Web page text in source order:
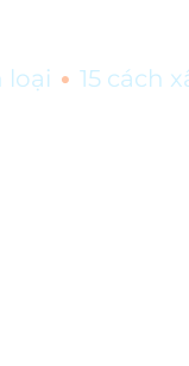
loại • 15 cách